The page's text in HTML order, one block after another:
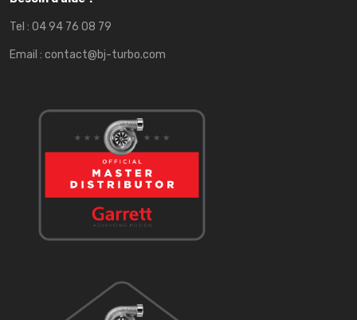
Tel : 04 94 76 08 79
Email : contact@bj-turbo.com